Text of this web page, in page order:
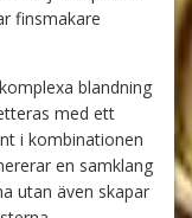
finsmakare
blandning
med ett
i kombinationen
en samklang
utan även skapar